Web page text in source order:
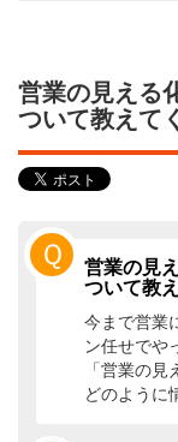
営業の見える
ついて教えて
Ｑ
営業の見
ついて教
今まで営業
ン任せでや
「営業の
どのように